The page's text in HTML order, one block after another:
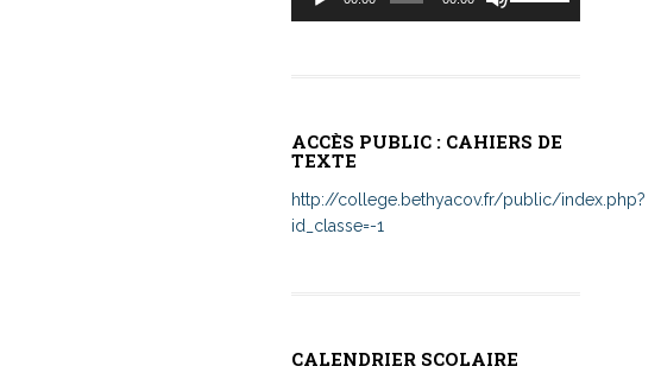
audio
ou
le
ACCÈS PUBLIC : CAHIERS DE
TEXTE
http://college.bethyacov.fr/public/index.php?
id_classe=-1
CALENDRIER SCOLAIRE